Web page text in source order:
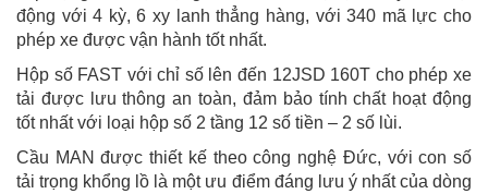
động với 4 kỳ, 6 xy lanh thẳng hàng, với 340 mã lực cho
phép xe được vận hành tốt nhất.
Hộp số FAST với chỉ số lên đến 12JSD 160T cho phép xe
tải được lưu thông an toàn, đảm bảo tính chất hoạt động
tốt nhất với loại hộp số 2 tầng 12 số tiền – 2 số lùi.
Cầu MAN được thiết kế theo công nghệ Đức, với con số
tải trọng khổng lồ là một ưu điểm đáng lưu ý nhất của dòng